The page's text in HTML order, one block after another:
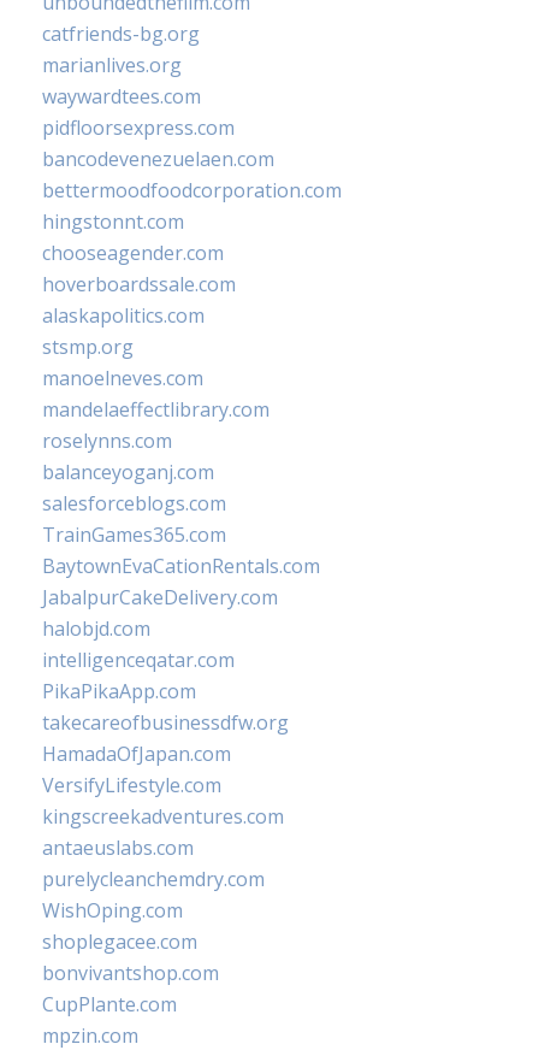
catfriends-bg.org
marianlives.org
waywardtees.com
pidfloorsexpress.com
bancodevenezuelaen.com
bettermoodfoodcorporation.com
hingstonnt.com
chooseagender.com
hoverboardssale.com
alaskapolitics.com
stsmp.org
manoelneves.com
mandelaeffectlibrary.com
roselynns.com
balanceyoganj.com
salesforceblogs.com
TrainGames365.com
BaytownEvaCationRentals.com
JabalpurCakeDelivery.com
halobjd.com
intelligenceqatar.com
PikaPikaApp.com
takecareofbusinessdfw.org
HamadaOfJapan.com
VersifyLifestyle.com
kingscreekadventures.com
antaeuslabs.com
purelycleanchemdry.com
WishOping.com
shoplegacee.com
bonvivantshop.com
CupPlante.com
mpzin.com